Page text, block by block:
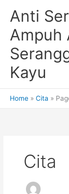
Anti
Ampuh
Kayu
Home Cita
Cita